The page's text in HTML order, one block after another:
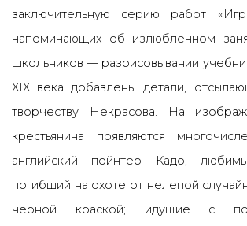
заключительную серию работ
напоминающих об излюбленном
школьников — разрисовывании
XIX века добавлены детали,
творчеству Некрасова. На
крестьянина появляются
английский пойнтер Кадо,
погибший на охоте от нелепой
черной краской; идущие с